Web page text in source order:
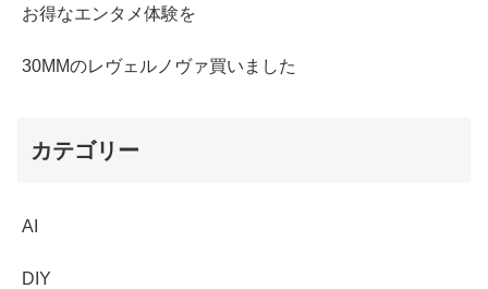
お得なエンタメ体験を
30MMのレヴェルノヴァ買いました
カテゴリー
AI
DIY